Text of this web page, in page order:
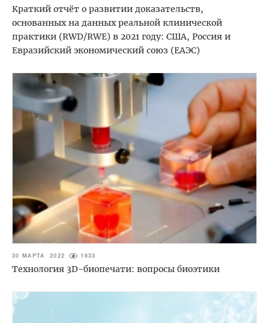
Краткий отчёт о развитии доказательств,
основанных на данных реальной клинической
практики (RWD/RWE) в 2021 году: США, Россия и
Евразийский экономический союз (ЕАЭС)
30 МАРТА 2022 1633
Технология 3D-биопечати: вопросы биоэтики